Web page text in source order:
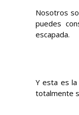
Nosotros
puedes
escapada.
Y esta es
totalmente